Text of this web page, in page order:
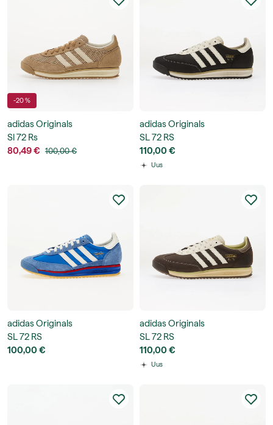
-20 %
adidas Originals
Sl 72 Rs
80,49 € 100,00 €
adidas Originals
SL 72 RS
110,00 €
Uus
adidas Originals
SL 72 RS
100,00 €
adidas Originals
SL 72 RS
110,00 €
Uus